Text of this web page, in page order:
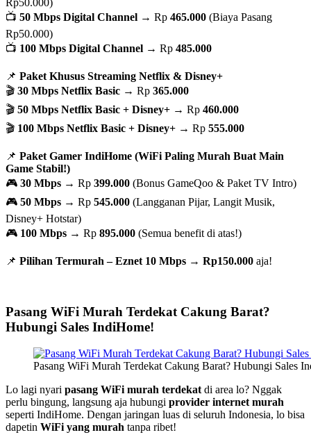
📺 50 Mbps Digital Channel → Rp 465.000 (Biaya Pasang
Rp50.000)
📺 100 Mbps Digital Channel → Rp 485.000
📌 Paket Khusus Streaming Netflix & Disney+
🎬 30 Mbps Netflix Basic → Rp 365.000
🎬 50 Mbps Netflix Basic + Disney+ → Rp 460.000
🎬 100 Mbps Netflix Basic + Disney+ → Rp 555.000
📌 Paket Gamer IndiHome (WiFi Paling Murah Buat Main
Game Stabil!)
🎮 30 Mbps → Rp 399.000 (Bonus GameQoo & Paket TV Intro)
🎮 50 Mbps → Rp 545.000 (Langganan Pijar, Langit Musik,
Disney+ Hotstar)
🎮 100 Mbps → Rp 895.000 (Semua benefit di atas!)
📌 Pilihan Termurah – Eznet 10 Mbps → Rp150.000 aja!
Pasang WiFi Murah Terdekat Cakung Barat?
Hubungi Sales IndiHome!
Pasang WiFi Murah Terdekat Cakung Barat? Hubungi Sales
Lo lagi nyari pasang WiFi murah terdekat di area lo? Nggak
perlu bingung, langsung aja hubungi provider internet murah
seperti IndiHome. Dengan jaringan luas di seluruh Indonesia, lo bisa
dapetin WiFi yang murah tanpa ribet!